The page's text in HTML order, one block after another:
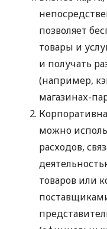
позволяет
товары и
и получать
(например,
магазинах-
можно
расходов,
товаров или